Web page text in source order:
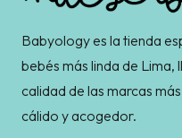
Babyology es la tienda
bebés más linda de
calidad de las marcas
cálido y acogedor.